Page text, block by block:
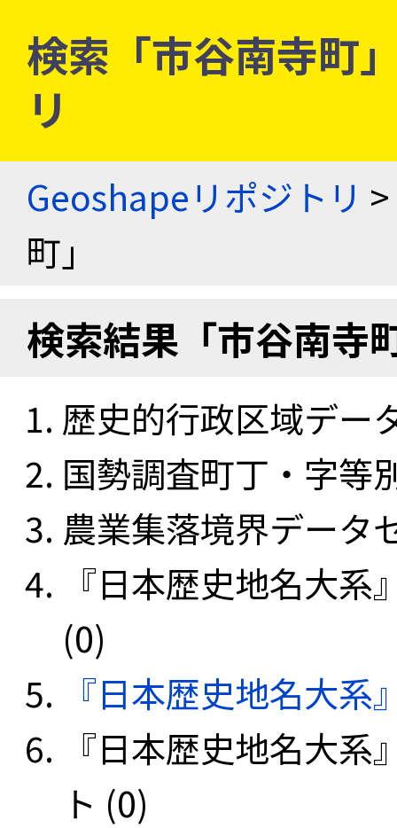
検索「市谷南寺町
リ
Geoshapeリポジトリ >
町」
検索結果「市谷南寺
歴史的行政区域デー
国勢調査町丁・字等
農業集落境界データ
『日本歴史地名大
(0)
『日本歴史地名大
『日本歴史地名大
ト (0)